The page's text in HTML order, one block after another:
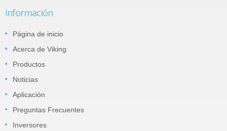
Información
Página de inicio
Acerca de Viking
Productos
Noticias
Aplicación
Preguntas Frecuentes
Inversores